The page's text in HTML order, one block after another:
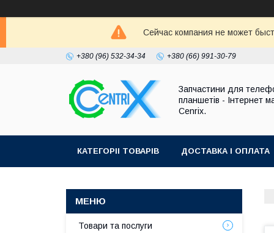
Сейчас компания не может
+380 (96) 532-34-34 +380 (66) 991-30-79
Запчастини для
планшетів - Інтернет
Cenrix.
КАТЕГОРІІ ТОВАРІВ ДОСТАВКА І ОПЛАТА
Товари та послуги